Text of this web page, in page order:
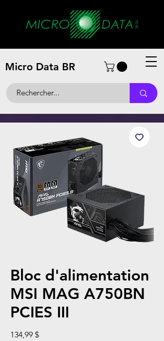
Micro Data BR
Bloc d'alimentation
MSI MAG A750BN
PCIES III
134,99 $Prix